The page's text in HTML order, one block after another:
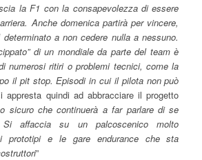
la F1 con la consapevolezza di essere
Anche domenica partirà per vincere,
a non cedere nulla a nessuno.
di un mondiale da parte del team è
numerosi ritiri o problemi tecnici, come la
il pit stop. Episodi in cui il pilota non può
appresta quindi ad abbracciare il progetto
sicuro che continuerà a far parlare di se
affaccia su un palcoscenico molto
prototipi e le gare endurance che sta
”